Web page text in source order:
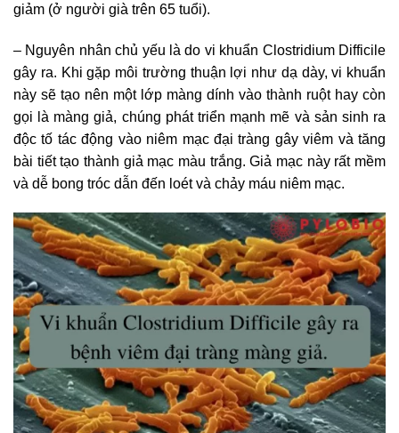
giảm (ở người già trên 65 tuổi).
– Nguyên nhân chủ yếu là do vi khuẩn Clostridium Difficile
gây ra. Khi gặp môi trường thuận lợi như dạ dày, vi khuẩn
này sẽ tạo nên một lớp màng dính vào thành ruột hay còn
gọi là màng giả, chúng phát triển mạnh mẽ và sản sinh ra
độc tố tác động vào niêm mạc đại tràng gây viêm và tăng
bài tiết tạo thành giả mạc màu trắng. Giả mạc này rất mềm
và dễ bong tróc dẫn đến loét và chảy máu niêm mạc.